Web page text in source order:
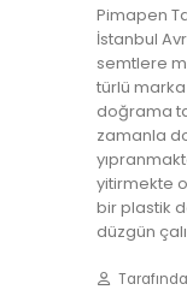
Pimapen
İstanbul
semtlere
türlü
doğrama
zamanla
yitirmekte
bir plastik
düzgün